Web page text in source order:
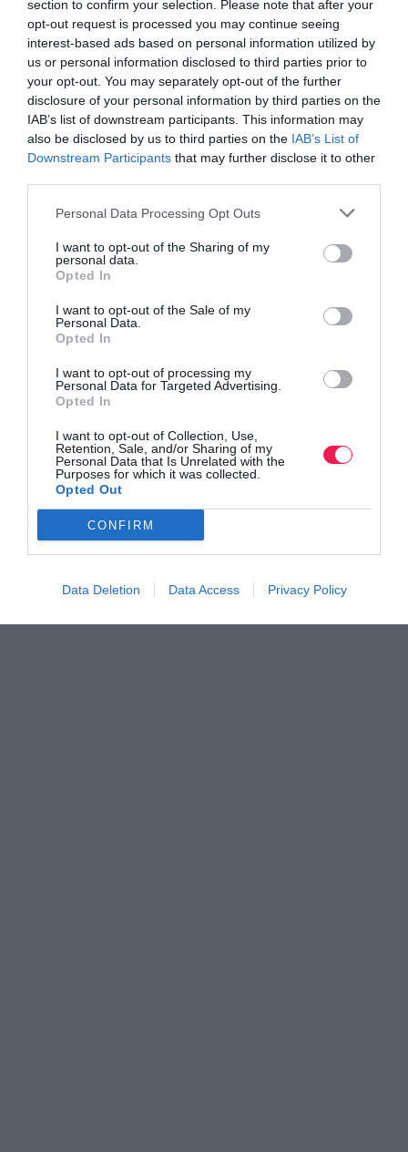
section to confirm your selection. Please note that after your
opt-out request is processed you may continue seeing
interest-based ads based on personal information utilized by
us or personal information disclosed to third parties prior to
your opt-out. You may separately opt-out of the further
disclosure of your personal information by third parties on the
IAB’s list of downstream participants. This information may
also be disclosed by us to third parties on the IAB’s List of
Downstream Participants that may further disclose it to other
Personal Data Processing Opt Outs
I want to opt-out of the Sharing of my
personal data.
Opted In
I want to opt-out of the Sale of my
Personal Data.
Opted In
I want to opt-out of processing my
Personal Data for Targeted Advertising.
Opted In
I want to opt-out of Collection, Use,
Retention, Sale, and/or Sharing of my
Personal Data that Is Unrelated with the
Purposes for which it was collected.
Opted Out
CONFIRM
Data Deletion Data Access Privacy Policy
Όλα τα Τεύχη